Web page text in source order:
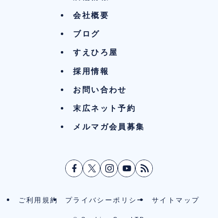
会社概要
ブログ
すえひろ屋
採用情報
お問い合わせ
末広ネット予約
メルマガ会員募集
ご利用規約 プライバシーポリシー サイトマップ